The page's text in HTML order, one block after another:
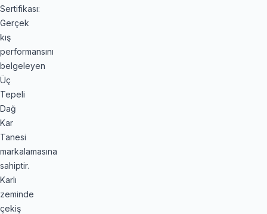
Sertifikası:
Gerçek
kış
performansını
belgeleyen
Üç
Tepeli
Dağ
Kar
Tanesi
markalamasına
sahiptir.
Karlı
zeminde
çekiş